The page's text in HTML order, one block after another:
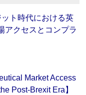
ット時代における英
アクセスとコンプラ
Market Access
Post-Brexit Era】